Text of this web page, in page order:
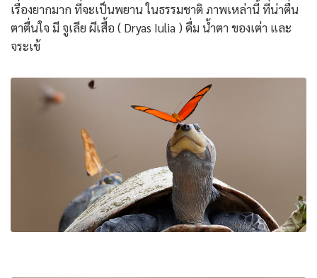
เรื่องยากมาก ที่จะเป็นพยาน ในธรรมชาติ ภาพเหล่านี้ ที่น่าตื่น
ตาตื่นใจ มี จูเลีย ผีเสื้อ ( Dryas Iulia ) ดื่ม น้ำตา ของเต่า และ
จระเข้